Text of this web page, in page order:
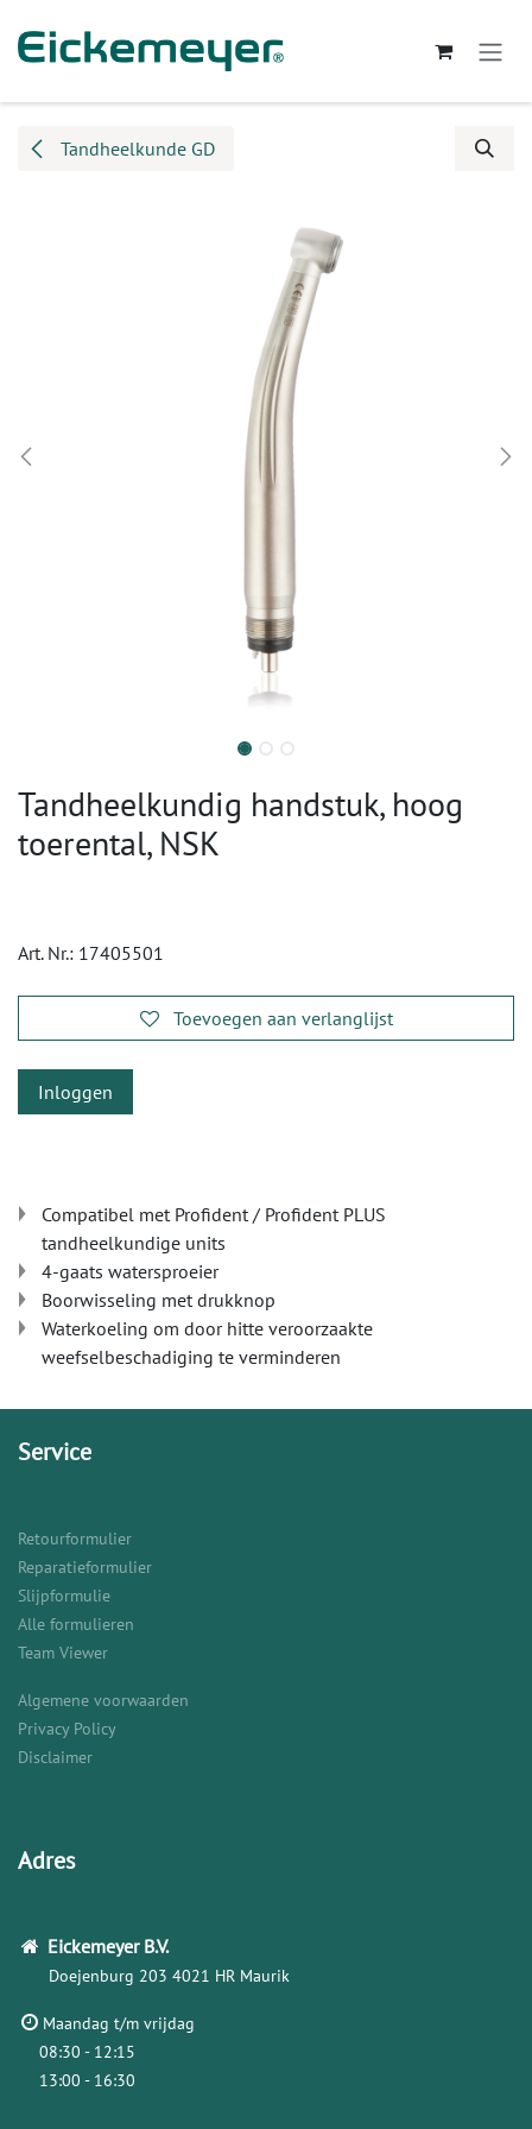
Tandheelkunde GD
Tandheelkundig handstuk, hoog
toerental, NSK
Art. Nr.: 17405501
Toevoegen aan verlanglijst
Inloggen
Compatibel met Profident / Profident PLUS
tandheelkundige units
4-gaats watersproeier
Boorwisseling met drukknop
Waterkoeling om door hitte veroorzaakte
weefselbeschadiging te verminderen
Service
Retourformulier
Reparatieformulier
Slijpformulie
Alle formulieren
Team Viewer
Algemene voorwaarden
Privacy Policy
Disclaimer
Adres
Eickemeyer B.V.
Doejenburg 203 4021 HR Maurik
Maandag t/m vrijdag
08:30 - 12:15
13:00 - 16:30